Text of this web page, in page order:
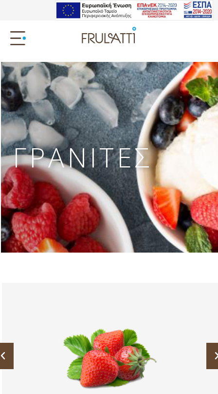
ΓΡΑΝΙΤΕΣ